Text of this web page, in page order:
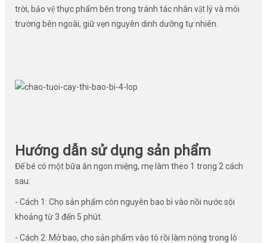
trời, bảo vệ thực phẩm bên trong tránh tác nhân vật lý và môi
trường bên ngoài, giữ vẹn nguyên dinh dưỡng tự nhiên.
Hướng dẫn sử dụng sản phẩm
Để bé có một bữa ăn ngon miệng, mẹ làm theo 1 trong 2 cách
sau:
- Cách 1: Cho sản phẩm còn nguyên bao bì vào nồi nước sôi
khoảng từ 3 đến 5 phút.
- Cách 2: Mở bao, cho sản phẩm vào tô rồi làm nóng trong lò